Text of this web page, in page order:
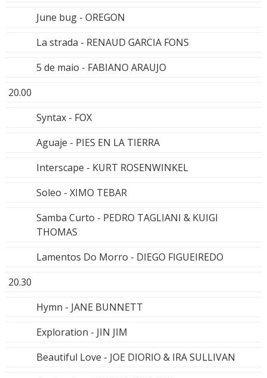
June bug - OREGON
La strada - RENAUD GARCIA FONS
5 de maio - FABIANO ARAUJO
20.00
Syntax - FOX
Aguaje - PIES EN LA TIERRA
Interscape - KURT ROSENWINKEL
Soleo - XIMO TEBAR
Samba Curto - PEDRO TAGLIANI & KUIGI
THOMAS
Lamentos Do Morro - DIEGO FIGUEIREDO
20.30
Hymn - JANE BUNNETT
Exploration - JIN JIM
Beautiful Love - JOE DIORIO & IRA SULLIVAN